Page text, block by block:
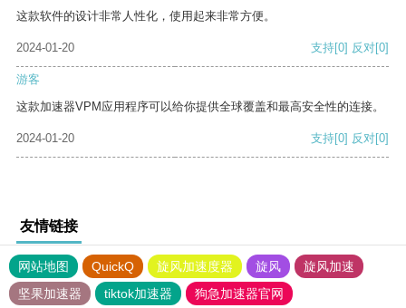
这款软件的设计非常人性化，使用起来非常方便。
2024-01-20 支持[0] 反对[0]
游客
这款加速器VPM应用程序可以给你提供全球覆盖和最高安全性的连接。
2024-01-20 支持[0] 反对[0]
友情链接
网站地图 QuickQ 旋风加速度器 旋风
旋风加速
坚果加速器
tiktok加速器
狗急加速器官网